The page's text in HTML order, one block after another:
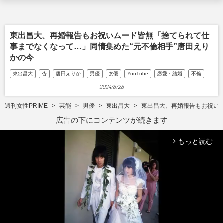
東出昌大、再婚報告もお祝いムード皆無「捨てられて仕
事までなくなって…」同情集めた“元不倫相手”唐田えり
かの今
東出昌大 杏 唐田えりか 男優 女優 YouTube 恋愛・結婚 不倫
2024/8/28
週刊女性PRIME 芸能 男優 東出昌大 東出昌大、再婚報告もお祝い
広告の下にコンテンツが続きます
arrow_forward_ios もっと読む